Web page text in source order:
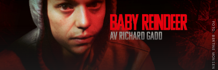
FOTO: BERTINE MONSEN